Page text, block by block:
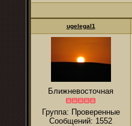
ugelegal1
Ближневосточная
Группа: Проверенные
Сообщений: 1552